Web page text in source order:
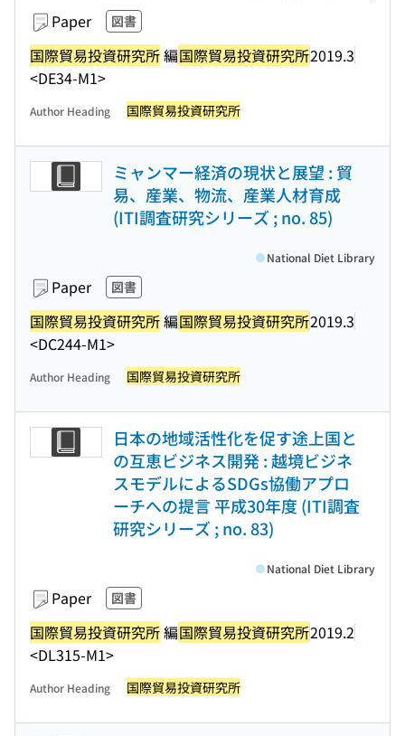
Paper 図書
国際貿易投資研究所編国際貿易投資研究所2019.3
<DE34-M1>
Author Heading 国際貿易投資研究所
ミャンマー経済の現状と展望 : 貿
易、産業、物流、産業人材育成
(ITI調査研究シリーズ ; no. 85)
Paper 図書
国際貿易投資研究所編国際貿易投資研究所2019.3
<DC244-M1>
National Diet Library
Author Heading 国際貿易投資研究所
日本の地域活性化を促す途上国と
の互恵ビジネス開発 : 越境ビジネ
スモデルによるSDGs協働アプロ
ーチへの提言 平成30年度 (ITI調査
研究シリーズ ; no. 83)
Paper 図書
国際貿易投資研究所編国際貿易投資研究所2019.2
<DL315-M1>
National Diet Library
Author Heading 国際貿易投資研究所